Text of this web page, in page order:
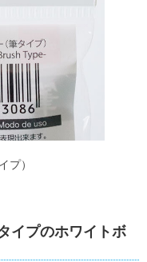
プ）
イプのホワイトボ